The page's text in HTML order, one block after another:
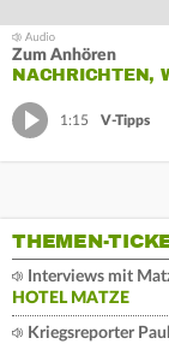
Zum Anhören
NACHRICHTEN,
1:15 V-Tipps
THEMEN-
Interviews mit
HOTEL MATZE
Kriegsreporter